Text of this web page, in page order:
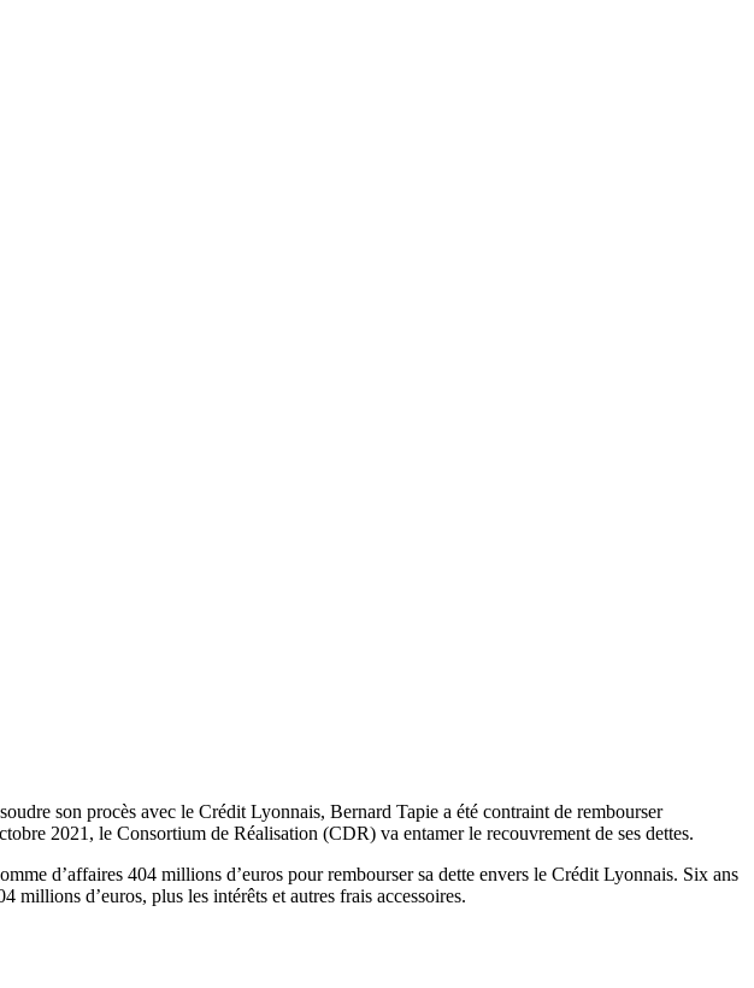
son procès avec le Crédit Lyonnais, Bernard Tapie a été contraint de rembourser
2021, le Consortium de Réalisation (CDR) va entamer le recouvrement de ses dettes.
d’affaires 404 millions d’euros pour rembourser sa dette envers le Crédit Lyonnais. Six ans
millions d’euros, plus les intérêts et autres frais accessoires.